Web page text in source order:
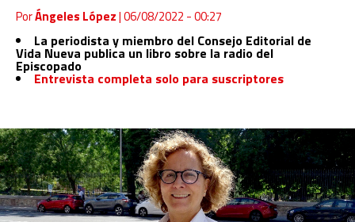
PorÁngeles López|06/08/2022 - 00:27
La periodista y miembro del Consejo Editorial de
Vida Nueva publica un libro sobre la radio del
Episcopado
Entrevista completa solo para suscriptores